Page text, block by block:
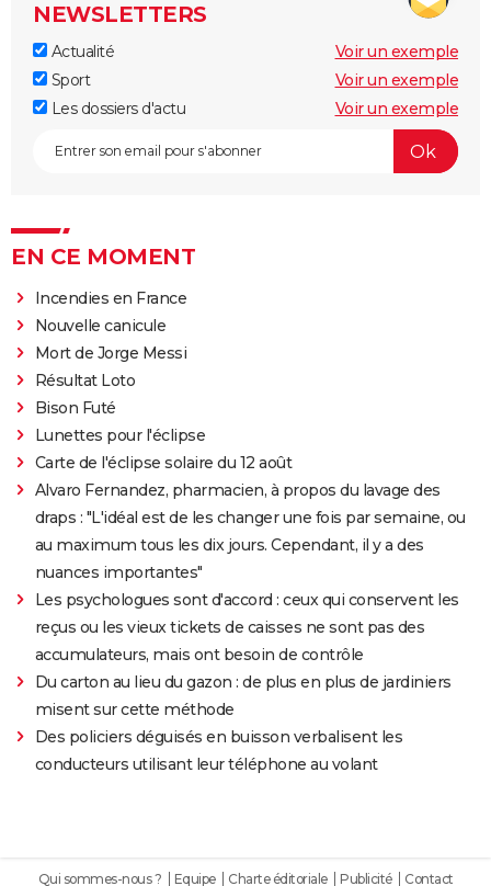
NEWSLETTERS
Actualité
Voir un exemple
Sport
Voir un exemple
Les dossiers d'actu
Voir un exemple
EN CE MOMENT
Incendies en France
Nouvelle canicule
Mort de Jorge Messi
Résultat Loto
Bison Futé
Lunettes pour l'éclipse
Carte de l'éclipse solaire du 12 août
Alvaro Fernandez, pharmacien, à propos du lavage des
draps : "L'idéal est de les changer une fois par semaine, ou
au maximum tous les dix jours. Cependant, il y a des
nuances importantes"
Les psychologues sont d'accord : ceux qui conservent les
reçus ou les vieux tickets de caisses ne sont pas des
accumulateurs, mais ont besoin de contrôle
Du carton au lieu du gazon : de plus en plus de jardiniers
misent sur cette méthode
Des policiers déguisés en buisson verbalisent les
conducteurs utilisant leur téléphone au volant
Qui sommes-nous ? Equipe Charte éditoriale Publicité Contact